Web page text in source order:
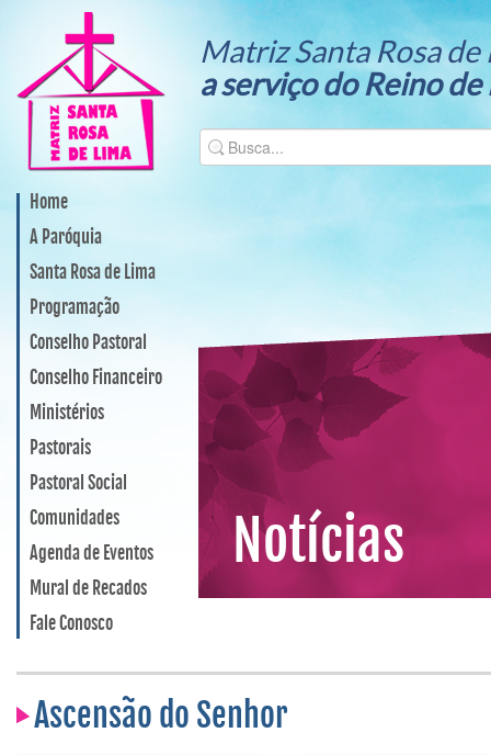
Home
A Paróquia
Santa Rosa de Lima
Programação
Conselho Pastoral
Conselho Financeiro
Ministérios
Pastorais
Pastoral Social
Comunidades
Agenda de Eventos
Mural de Recados
Fale Conosco
Matriz Santa Rosa de
a serviço do Reino
Notícias
Ascensão do Senhor